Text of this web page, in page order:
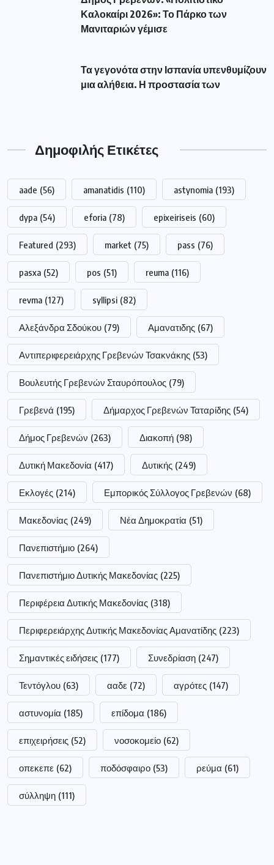
Καλοκαίρι 2026»: Το Πάρκο των
Μανιταριών γέμισε
Τα γεγονότα στην Ισπανία υπενθυμίζουν
μια αλήθεια. Η προστασία των
Δημοφιλής Ετικέτες
aade (56) amanatidis (110) astynomia (193)
dypa (54) eforia (78) epixeiriseis (60)
Featured (293) market (75) pass (76)
pasxa (52) pos (51) reuma (116)
revma (127) syllipsi (82)
Αλεξάνδρα Σδούκου (79) Αμανατιδης (67)
Αντιπεριφερειάρχης Γρεβενών Τσακνάκης (53)
Βουλευτής Γρεβενών Σταυρόπουλος (79)
Γρεβενά (195) Δήμαρχος Γρεβενών Ταταρίδης (54)
Δήμος Γρεβενών (263) Διακοπή (98)
Δυτική Μακεδονία (417) Δυτικής (249)
Εκλογές (214) Εμπορικός Σύλλογος Γρεβενών (68)
Μακεδονίας (249) Νέα Δημοκρατία (51)
Πανεπιστήμιο (264)
Πανεπιστήμιο Δυτικής Μακεδονίας (225)
Περιφέρεια Δυτικής Μακεδονίας (318)
Περιφερειάρχης Δυτικής Μακεδονίας Αμανατίδης (223)
Σημαντικές ειδήσεις (177) Συνεδρίαση (247)
Τεντόγλου (63) ααδε (72) αγρότες (147)
αστυνομία (185) επίδομα (186)
επιχειρήσεις (52) νοσοκομείο (62)
οπεκεπε (62) ποδόσφαιρο (53) ρεύμα (61)
σύλληψη (111)